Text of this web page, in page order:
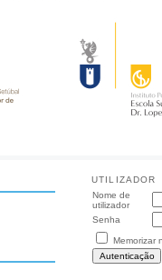
UTILIZADOR
Nome de
utilizador
Senha
Memorizar